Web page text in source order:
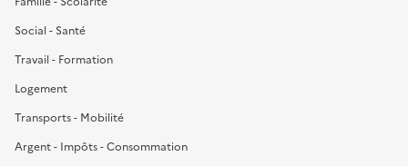
Social - Santé
Travail - Formation
Logement
Transports - Mobilité
Argent - Impôts - Consommation